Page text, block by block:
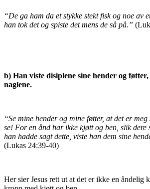
“De ga ham da et stykke stekt fisk og noe av
han tok det og spiste det mens de så på.”
b) Han viste disiplene sine hender og
naglene.
“Se mine hender og mine føtter, at det er
se! For en ånd har ikke kjøtt og ben, slik dere
han hadde sagt dette, viste han dem sine
(Lukas 24:39-40)
Her sier Jesus rett ut at det er ikke en åndelig